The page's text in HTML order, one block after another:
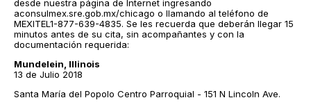
desde nuestra página de Internet ingresando
aconsulmex.sre.gob.mx/chicago o llamando al teléfono de
MEXITEL1-877-639-4835. Se les recuerda que deberán llegar 15
minutos antes de su cita, sin acompañantes y con la
documentación requerida:
Mundelein, Illinois
13 de Julio 2018
Santa María del Popolo Centro Parroquial - 151 N Lincoln Ave.